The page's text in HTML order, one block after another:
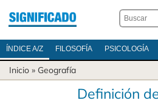
ÍNDICE A/Z FILOSOFÍA PSICOLOGÍA
Inicio » Geografía
Definición